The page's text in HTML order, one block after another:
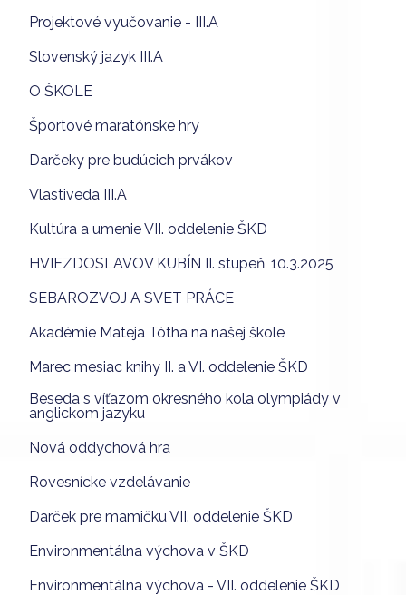
Projektové vyučovanie - III.A
Slovenský jazyk III.A
O ŠKOLE
Športové maratónske hry
Darčeky pre budúcich prvákov
Vlastiveda III.A
Kultúra a umenie VII. oddelenie ŠKD
HVIEZDOSLAVOV KUBÍN II. stupeň, 10.3.2025
SEBAROZVOJ A SVET PRÁCE
Akadémie Mateja Tótha na našej škole
Marec mesiac knihy II. a VI. oddelenie ŠKD
Beseda s víťazom okresného kola olympiády v
anglickom jazyku
Nová oddychová hra
Rovesnícke vzdelávanie
Darček pre mamičku VII. oddelenie ŠKD
Environmentálna výchova v ŠKD
Environmentálna výchova - VII. oddelenie ŠKD